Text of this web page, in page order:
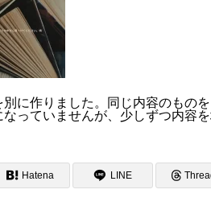
に作りました。同じ内容のもの
っていませんが、少しずつ内容を
Hatena LINE